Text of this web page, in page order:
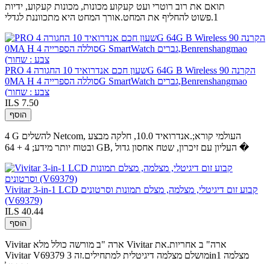
תואם את רוב רוטרי ועט קעקוע מכונות, מכונות קעקוע, ידיות
1.פשוט להחליף את המחט.אורך המחט היא מתכווננת לגדלי
PRO שעון חכם אנדרואיד 10 החגורה 4G 64G B Wireless הקרנה 90
0MA H סוללה הספרייה 4G SmartWatch גברים,Benrenshangmao
(צבע : שחור
ILS 7.50
הוסף
4 G להשלים Netcom, העולמי קורא;.אנדרואיד 10.0, חלקה מבצע
ובטוח יותר מידע; 4 + 64 GB, העליון עם זיכרון, שטח אחסון גדול �
Vivitar 3-in-1 LCD קבוע זום דיגיטלי, מצלמה, מצלם תמונות וסרטונים
(V69379)
ILS 40.44
הוסף
Vivitar ארה "ב מורשה כולל מלא Vivitar ארה" ב אחריות.את
Vivitar V69379 מושלם מצלמה דיגיטלית למתחילים.זה 3in1 מצלמה